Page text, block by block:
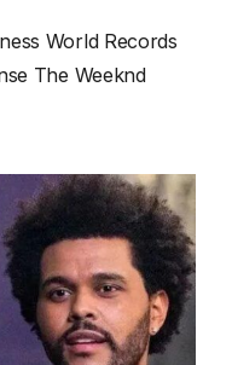
World Records
The Weeknd